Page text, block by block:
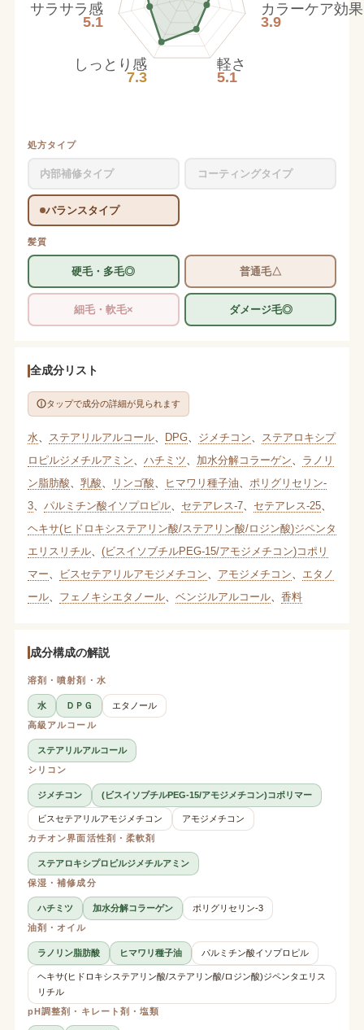
カラーケア効果
3.9
軽さ
5.1
しっとり感
7.3
サラサラ感
5.1
処方タイプ
内部補修タイプ コーティングタイプ
バランスタイプ
髪質
硬毛・多毛◎ 普通毛△
細毛・軟毛× ダメージ毛◎
全成分リスト
タップで成分の詳細が見られます
水 ステアリルアルコール、 DPG、 ジメチコン
ステアロキシプ
ロピルジメチルアミン
ハチミツ 加水分解コラーゲン
ラノリ
ン脂肪酸
乳酸 リンゴ酸 ヒマワリ種子油
ポリグリセリン-
3、 パルミチン酸イソプロピル、 セテアレス-7、 セテアレス-25、
ヘキサ(ヒドロキシステアリン酸/ステアリン酸/ロジン酸)ジペンタ
エリスリチル、 (ビスイソブチルPEG-15/アモジメチコン)コポリ
マー
ビスセテアリルアモジメチコン アモジメチコン
エタノ
ール、 フェノキシエタノール、 ベンジルアルコール、 香料
成分構成の解説
溶剤・噴射剤・水
水 ＤＰＧ
エタノール
高級アルコール
ステアリルアルコール
シリコン
ジメチコン (ビスイソブチルPEG-15/アモジメチコン)コポリマー
ビスセテアリルアモジメチコン
アモジメチコン
カチオン界面活性剤・柔軟剤
ステアロキシプロピルジメチルアミン
保湿・補修成分
ハチミツ 加水分解コラーゲン
ポリグリセリン-3
油剤・オイル
ラノリン脂肪酸 ヒマワリ種子油 パルミチン酸イソプロピル
ヘキサ(ヒドロキシステアリン酸/ステアリン酸/ロジン酸)ジペンタエリス
リチル
pH調整剤・キレート剤・塩類